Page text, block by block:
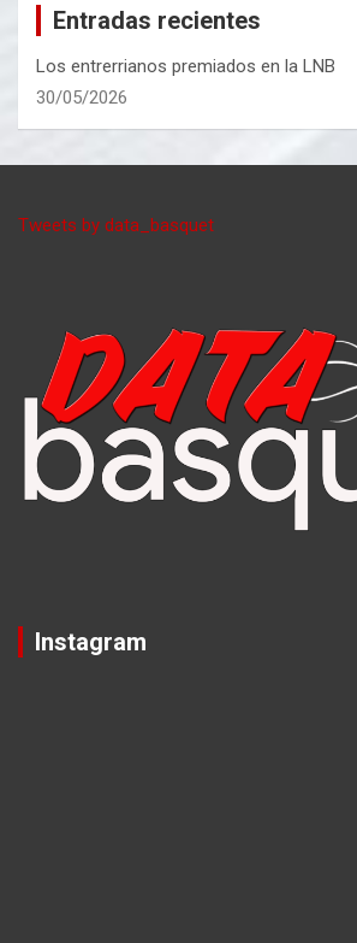
Entradas recientes
Los entrerrianos premiados en la LNB
30/05/2026
Tweets by data_basquet
Instagram